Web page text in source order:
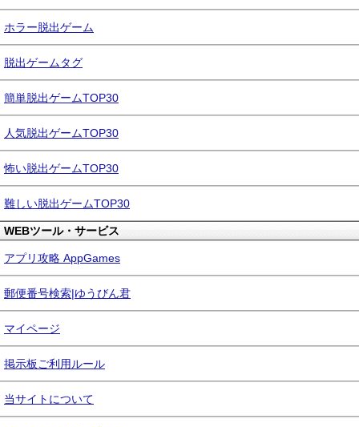
ホラー脱出ゲーム
脱出ゲームタグ
簡単脱出ゲームTOP30
人気脱出ゲームTOP30
怖い脱出ゲームTOP30
難しい脱出ゲームTOP30
WEBツール・サービス
アプリ攻略 AppGames
郵便番号検索|ゆうびん君
マイページ
掲示板ご利用ルール
当サイトについて